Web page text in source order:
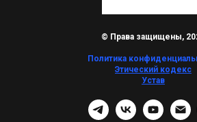
© Права защищены,
Политика
Этический кодекс
Устав